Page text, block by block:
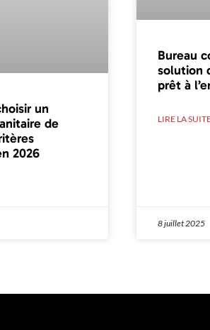
un
de
2026
Bureau
solution
prêt à
LIRE LA
8 juillet 2025